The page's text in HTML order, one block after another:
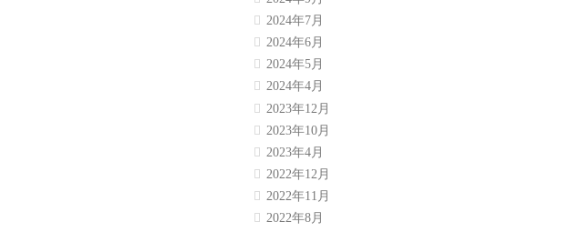
2024年7月
2024年6月
2024年5月
2024年4月
2023年12月
2023年10月
2023年4月
2022年12月
2022年11月
2022年8月